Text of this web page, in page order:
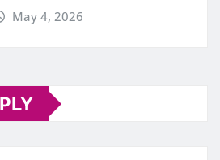
May 4, 2026